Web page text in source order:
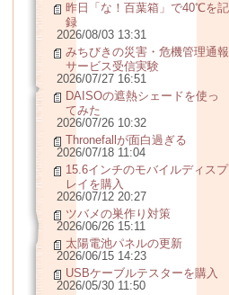
昨日「な！百葉箱」で40℃を記
録
2026/08/03 13:31
みちびきの災害・危機管理通報
サービス受信実験
2026/07/27 16:51
DAISOの遮熱シェードを使っ
てみた
2026/07/26 10:32
Thronefallが面白過ぎる
2026/07/18 11:04
15.6インチのモバイルディスプ
レイを購入
2026/07/12 20:27
ツバメの巣作り対策
2026/06/26 15:11
太陽電池パネルの更新
2026/06/15 14:23
USBケーブルテスターを購入
2026/05/30 11:50